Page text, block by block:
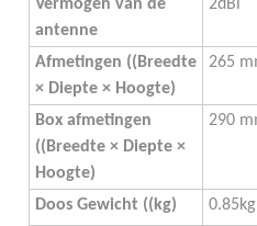
Vermogen van de
antenne
2dBi
Afmetingen ((Breedte
× Diepte × Hoogte)
265
Box afmetingen
((Breedte × Diepte ×
Hoogte)
290
Doos Gewicht ((kg) 0.85kg